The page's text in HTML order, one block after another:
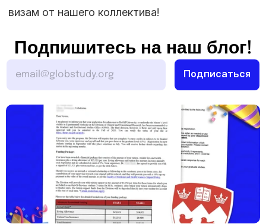
визам от нашего коллектива!
Подпишитесь на наш блог!